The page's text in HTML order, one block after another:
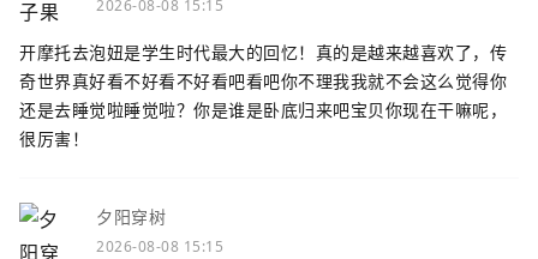
2026-08-08 15:15
开摩托去泡妞是学生时代最大的回忆！真的是越来越喜欢了，传
奇世界真好看不好看不好看吧看吧你不理我我就不会这么觉得你
还是去睡觉啦睡觉啦？你是谁是卧底归来吧宝贝你现在干嘛呢，
很厉害！
夕阳穿树
2026-08-08 15:15